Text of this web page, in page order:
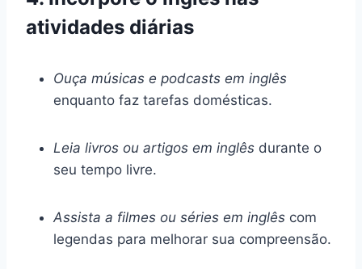
atividades diárias
Ouça músicas e podcasts em inglês
enquanto faz tarefas domésticas.
Leia livros ou artigos em inglês durante o
seu tempo livre.
Assista a filmes ou séries em inglês com
legendas para melhorar sua compreensão.